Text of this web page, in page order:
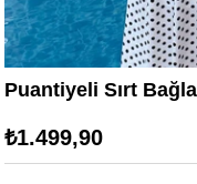
Puantiyeli Sırt
₺1.499,90